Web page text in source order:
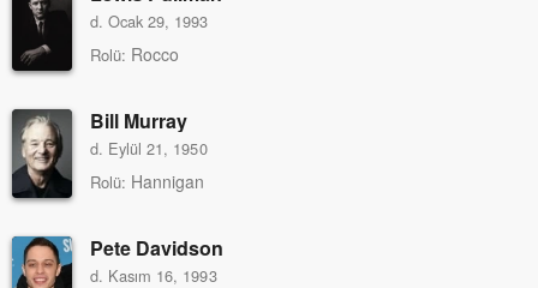
d. Ocak 29, 1993
Rolü: Rocco
Bill Murray
d. Eylül 21, 1950
Rolü: Hannigan
Pete Davidson
d. Kasım 16, 1993